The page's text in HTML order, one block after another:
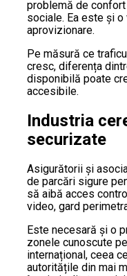
problemă de
sociale. Ea este și
aprovizionare.
Pe măsură ce
cresc, diferența
disponibilă poate
accesibile.
Industria
securizate
Asigurătorii și
de parcări sigure
să aibă acces
video, gard
Este necesară și o
zonele cunoscute
internațional, ceea
autoritățile din mai